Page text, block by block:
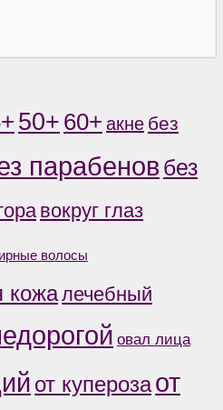
50+ 60+ акне без
парабеновбез
вокруг глаз
волосы
кожалечебный
овал лица
от куперозаот